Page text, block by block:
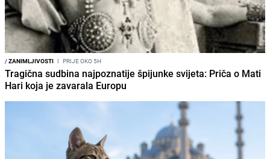
/ZANIMLJIVOSTI I PRIJE OKO 5H
Tragična sudbina najpoznatije špijunke svijeta: Priča o Mati
Hari koja je zavarala Europu